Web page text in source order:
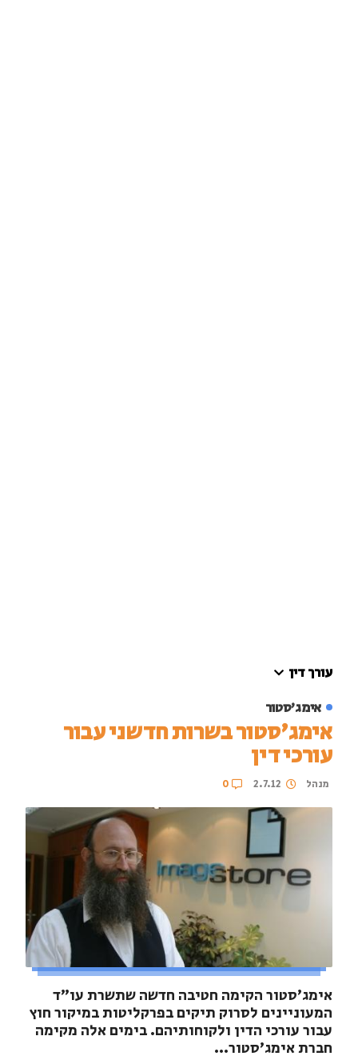
עורך דין
אימג'סטור
אימג'סטור בשרות חדשני עבור
עורכי דין
מנהל 2.7.12
0
אימג'סטור הקימה חטיבה חדשה שתשרת עו"ד
המעוניינים לסרוק תיקים בפרקליטות במיקור חוץ
עבור עורכי הדין ולקוחותיהם. בימים אלה מקימה
חברת אימג'סטור...